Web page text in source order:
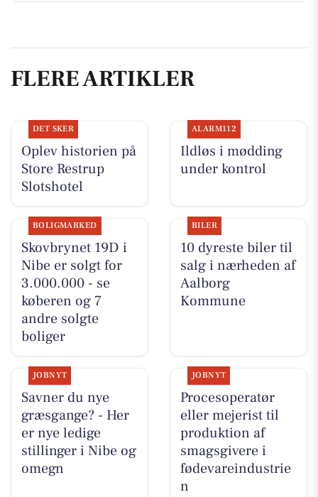
FLERE ARTIKLER
DET SKER
Oplev historien på
Store Restrup
Slotshotel
ALARM112
Ildløs i mødding
under kontrol
BOLIGMARKED
Skovbrynet 19D i
Nibe er solgt for
3.000.000 - se
køberen og 7
andre solgte
boliger
BILER
10 dyreste biler til
salg i nærheden af
Aalborg
Kommune
JOBNYT
Savner du nye
græsgange? - Her
er nye ledige
stillinger i Nibe og
omegn
JOBNYT
Procesoperatør
eller mejerist til
produktion af
smagsgivere i
fødevareindustrie
n